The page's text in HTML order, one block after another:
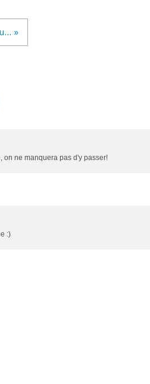
»
on ne manquera pas d'y passer!
:)